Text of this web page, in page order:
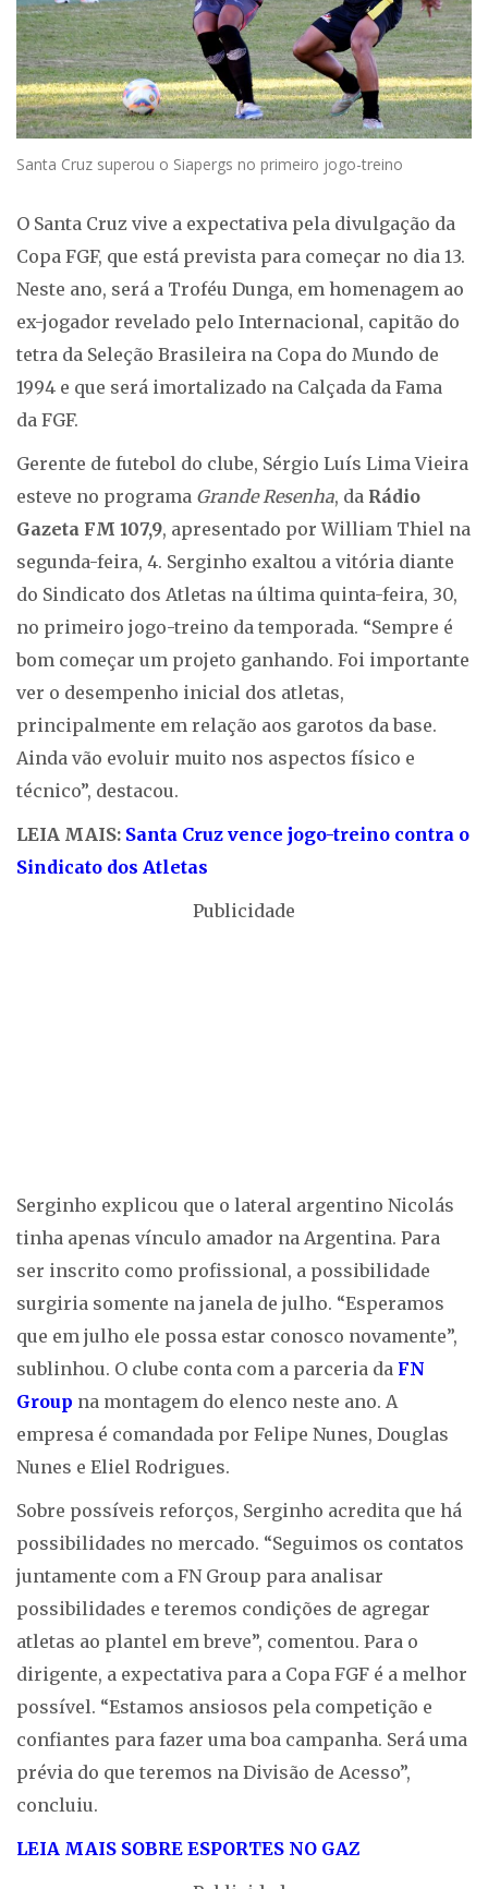
Santa Cruz superou o Siapergs no primeiro jogo-treino
O Santa Cruz vive a expectativa pela divulgação da
Copa FGF, que está prevista para começar no dia 13.
Neste ano, será a Troféu Dunga, em homenagem ao
ex-jogador revelado pelo Internacional, capitão do
tetra da Seleção Brasileira na Copa do Mundo de
1994 e que será imortalizado na Calçada da Fama
da FGF.
Gerente de futebol do clube, Sérgio Luís Lima Vieira
esteve no programa Grande Resenha, da Rádio
Gazeta FM 107,9, apresentado por William Thiel na
segunda-feira, 4. Serginho exaltou a vitória diante
do Sindicato dos Atletas na última quinta-feira, 30,
no primeiro jogo-treino da temporada. “Sempre é
bom começar um projeto ganhando. Foi importante
ver o desempenho inicial dos atletas,
principalmente em relação aos garotos da base.
Ainda vão evoluir muito nos aspectos físico e
técnico”, destacou.
LEIA MAIS: Santa Cruz vence jogo-treino contra o
Sindicato dos Atletas
Publicidade
Serginho explicou que o lateral argentino Nicolás
tinha apenas vínculo amador na Argentina. Para
ser inscrito como profissional, a possibilidade
surgiria somente na janela de julho. “Esperamos
que em julho ele possa estar conosco novamente”,
sublinhou. O clube conta com a parceria da FN
Group na montagem do elenco neste ano. A
empresa é comandada por Felipe Nunes, Douglas
Nunes e Eliel Rodrigues.
Sobre possíveis reforços, Serginho acredita que há
possibilidades no mercado. “Seguimos os contatos
juntamente com a FN Group para analisar
possibilidades e teremos condições de agregar
atletas ao plantel em breve”, comentou. Para o
dirigente, a expectativa para a Copa FGF é a melhor
possível. “Estamos ansiosos pela competição e
confiantes para fazer uma boa campanha. Será uma
prévia do que teremos na Divisão de Acesso”,
concluiu.
LEIA MAIS SOBRE ESPORTES NO GAZ